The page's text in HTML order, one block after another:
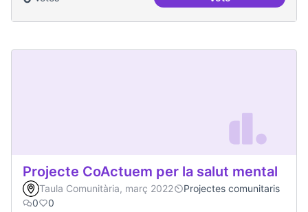
Processos
Projecte CoActuem per la salut mental
Taula Comunitària, març 2022
Projectes comunitaris
0
0